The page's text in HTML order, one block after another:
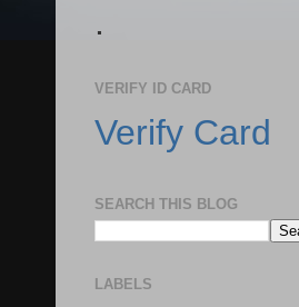
.
VERIFY ID CARD
Verify Card
SEARCH THIS BLOG
LABELS